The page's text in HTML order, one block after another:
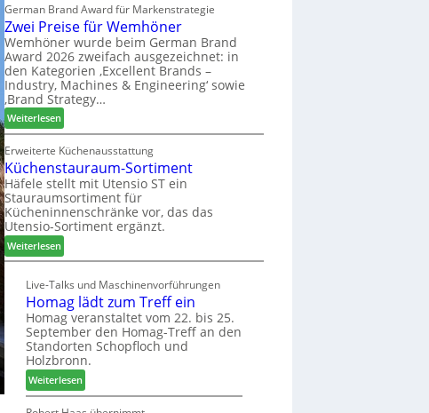
r
t
Z
u
k
u
n
f
t
s
t
F
ü
h
r
u
n
a
n
v
e
d
i
u
n
d
H
u
t
e
x
s
t
e
l
e
n
a
u
s
German Brand Award für Markenstrategie
Zwei Preise für Wemhöner
Wemhöner wurde beim German Brand
Award 2026 zweifach ausgezeichnet: in
den Kategorien ‚Excellent Brands –
Industry, Machines & Engineering‘ sowie
‚Brand Strategy…
Weiterlesen:
Z
w
e
i
P
r
e
i
s
f
ü
r
W
e
m
h
Erweiterte Küchenausstattung
Küchenstauraum-Sortiment
Häfele stellt mit Utensio ST ein
Stauraumsortiment für
Kücheninnenschränke vor, das das
Utensio-Sortiment ergänzt.
Weiterlesen:
K
c
h
e
n
s
t
a
Live-Talks und Maschinenvorführungen
Homag lädt zum Treff ein
Homag veranstaltet vom 22. bis 25.
September den Homag-Treff an den
Standorten Schopfloch und
Holzbronn.
Weiterlesen:
H